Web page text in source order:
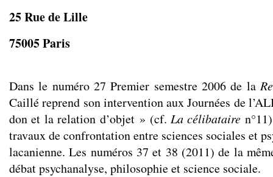
25 Rue de Lille
75005 Paris
Dans le numéro 27 Premier semestre 2006 de la
Caillé reprend son intervention aux Journées de
don et la relation d’objet » (cf. La célibataire
travaux de confrontation entre sciences sociales et
lacanienne. Les numéros 37 et 38 (2011) de la
débat psychanalyse, philosophie et science sociale.